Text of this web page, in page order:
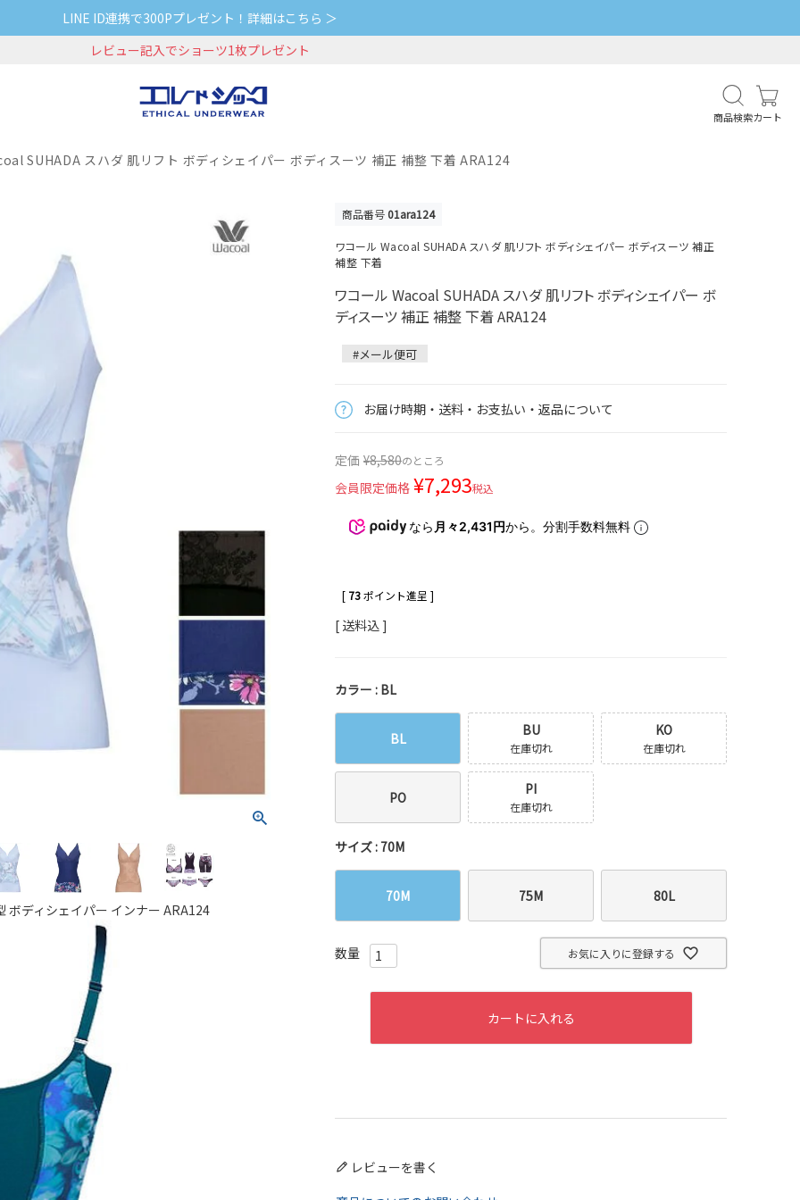
LINE ID連携で300Pプレゼント！詳細はこちら ＞
レビュー記入でショーツ1枚プレゼント
商品検索カート
SUHADA スハダ 肌リフト ボディシェイパー ボディスーツ 補正 補整 下着 ARA124
商品番号01ara124
ワコール Wacoal SUHADA スハダ 肌リフト ボディシェイパー ボディスーツ 補正
補整 下着
ワコール Wacoal SUHADA スハダ 肌リフト ボディシェイパー ボ
ディスーツ 補正 補整 下着 ARA124
#メール便可
お届け時期・送料・お支払い・返品について
定価 ¥8,580のところ
会員限定価格 ¥7,293税込
なら 月々2,431円から。分割手数料無料
[ 73ポイント進呈 ]
送料込
カラー BL
BL BU
在庫切れ
KO
在庫切れ
PO PI
在庫切れ
サイズ 70M
70M 75M 80L
お気に入りに登録する
カートに入れる
レビューを書く